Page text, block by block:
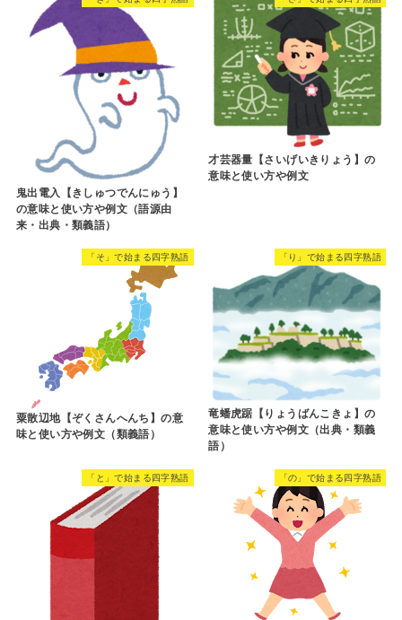
鬼出電入【きしゅつでんにゅう】
の意味と使い方や例文（語源由
来・出典・類義語）
才芸器量【さいげいきりょう】の
意味と使い方や例文
「そ」で始まる四字熟語
粟散辺地【ぞくさんへんち】の意
味と使い方や例文（類義語）
「り」で始まる四字熟語
竜蟠虎踞【りょうばんこきょ】の
意味と使い方や例文（出典・類義
語）
「と」で始まる四字熟語 「の」で始まる四字熟語